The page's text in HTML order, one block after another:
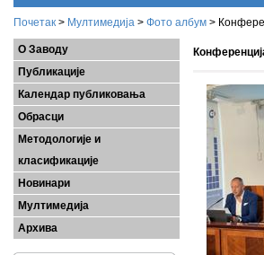
Почетак > Мултимедија > Фото албум >
О Заводу
Публикације
Календар публиковања
Обрасци
Методологије и
класификације
Новинари
Мултимедија
Архива